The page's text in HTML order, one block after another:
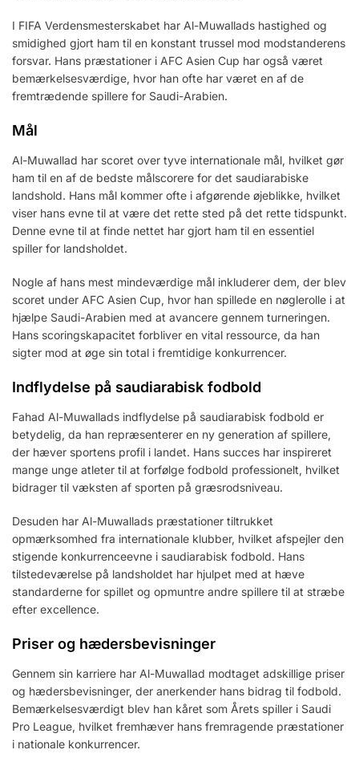
I FIFA Verdensmesterskabet har Al-Muwallads hastighed og
smidighed gjort ham til en konstant trussel mod modstanderens
forsvar. Hans præstationer i AFC Asien Cup har også været
bemærkelsesværdige, hvor han ofte har været en af de
fremtrædende spillere for Saudi-Arabien.
Mål
Al-Muwallad har scoret over tyve internationale mål, hvilket gør
ham til en af de bedste målscorere for det saudiarabiske
landshold. Hans mål kommer ofte i afgørende øjeblikke, hvilket
viser hans evne til at være det rette sted på det rette tidspunkt.
Denne evne til at finde nettet har gjort ham til en essentiel
spiller for landsholdet.
Nogle af hans mest mindeværdige mål inkluderer dem, der blev
scoret under AFC Asien Cup, hvor han spillede en nøglerolle i at
hjælpe Saudi-Arabien med at avancere gennem turneringen.
Hans scoringskapacitet forbliver en vital ressource, da han
sigter mod at øge sin total i fremtidige konkurrencer.
Indflydelse på saudiarabisk fodbold
Fahad Al-Muwallads indflydelse på saudiarabisk fodbold er
betydelig, da han repræsenterer en ny generation af spillere,
der hæver sportens profil i landet. Hans succes har inspireret
mange unge atleter til at forfølge fodbold professionelt, hvilket
bidrager til væksten af sporten på græsrodsniveau.
Desuden har Al-Muwallads præstationer tiltrukket
opmærksomhed fra internationale klubber, hvilket afspejler den
stigende konkurrenceevne i saudiarabisk fodbold. Hans
tilstedeværelse på landsholdet har hjulpet med at hæve
standarderne for spillet og opmuntre andre spillere til at stræbe
efter excellence.
Priser og hædersbevisninger
Gennem sin karriere har Al-Muwallad modtaget adskillige priser
og hædersbevisninger, der anerkender hans bidrag til fodbold.
Bemærkelsesværdigt blev han kåret som Årets spiller i Saudi
Pro League, hvilket fremhæver hans fremragende præstationer
i nationale konkurrencer.